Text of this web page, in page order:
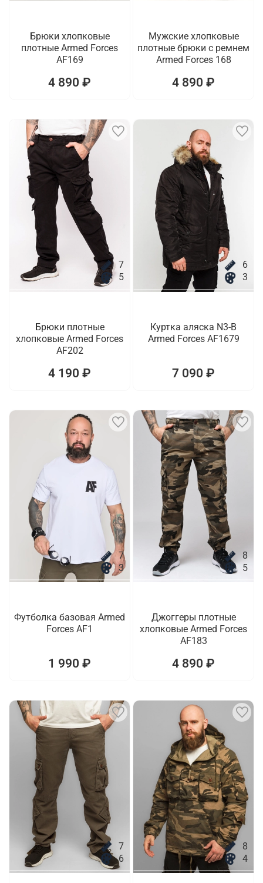
Брюки хлопковые
плотные Armed Forces
AF169
4 890 ₽
Мужские хлопковые
плотные брюки с ремнем
Armed Forces 168
4 890 ₽
7
5
Брюки плотные
хлопковые Armed Forces
AF202
4 190 ₽
6
3
Куртка аляска N3-B
Armed Forces AF1679
7 090 ₽
7
3
Футболка базовая Armed
Forces AF1
1 990 ₽
8
5
Джоггеры плотные
хлопковые Armed Forces
AF183
4 890 ₽
7
6
8
4